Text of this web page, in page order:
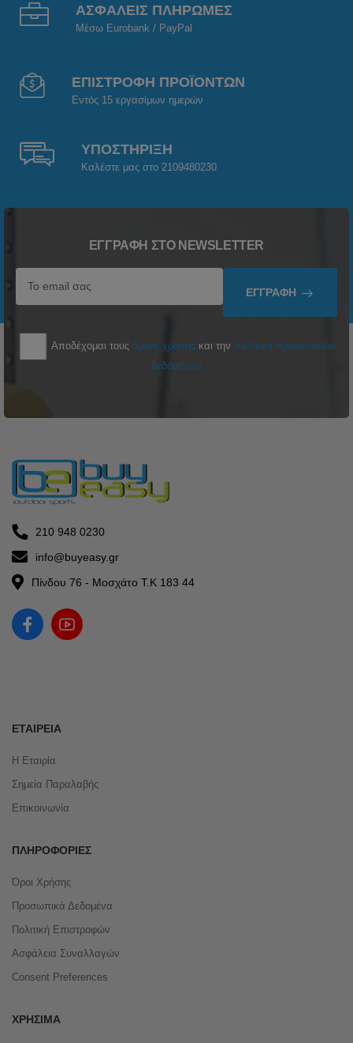
ΑΣΦΑΛΕΙΣ ΠΛΗΡΩΜΕΣ
Μέσω Eurobank / PayPal
ΕΠΙΣΤΡΟΦΗ ΠΡΟΪΟΝΤΩΝ
Εντός 15 εργασίμων ημερών
ΥΠΟΣΤΗΡΙΞΗ
Καλέστε μας στο 2109480230
ΕΓΓΡΑΦΉ ΣΤΟ NEWSLETTER
ΕΓΓΡΑΦΉ
Αποδέχομαι τους όρους χρήσης και την πολιτική προσωπικών
δεδομένων
210 948 0230
info@buyeasy.gr
Πίνδου 76 - Μοσχάτο Τ.Κ 183 44
ΕΤΑΙΡΕΊΑ
Η Εταιρία
Σημεία Παραλαβής
Επικοινωνία
ΠΛΗΡΟΦΟΡΊΕΣ
Όροι Χρήσης
Προσωπικά Δεδομένα
Πολιτική Επιστροφών
Ασφάλεια Συναλλαγών
Consent Preferences
ΧΡΉΣΙΜΑ